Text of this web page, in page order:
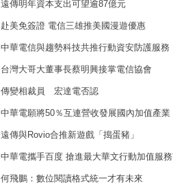
遠傳明年資本支出可望逾87億元
赴美免簽證 電信三雄推美國漫遊優惠
中華電信與趨勢科技共推行動資安防護服務
台灣大哥大董事長蔡明興接掌電信協會
傳變相裁員 宏達電否認
中華電願將50％互連營收發展國內加值產業
遠傳與Rovio合推新遊戲「搗蛋豬」
中華電攜手百度 搶進最大華文行動加值服
何飛鵬：數位閱讀格式統一才有未來